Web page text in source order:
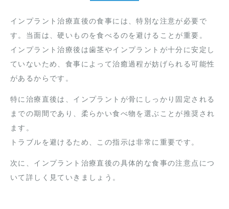
インプラント治療直後の食事には、特別な注意が必要で
す。当面は、硬いものを食べるのを避けることが重要。
インプラント治療後は歯茎やインプラントが十分に安定し
ていないため、食事によって治癒過程が妨げられる可能性
があるからです。
特に治療直後は、インプラントが骨にしっかり固定される
までの期間であり、柔らかい食べ物を選ぶことが推奨され
ます。
トラブルを避けるため、この指示は非常に重要です。
次に、インプラント治療直後の具体的な食事の注意点につ
いて詳しく見ていきましょう。